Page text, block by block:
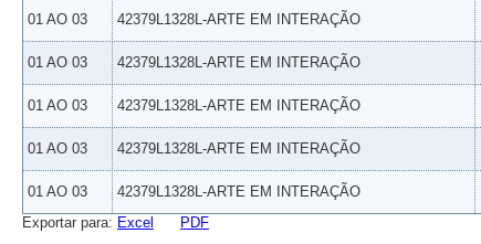
01 AO 03 42379L1328L-ARTE EM INTERAÇÃO
01 AO 03 42379L1328L-ARTE EM INTERAÇÃO
01 AO 03 42379L1328L-ARTE EM INTERAÇÃO
01 AO 03 42379L1328L-ARTE EM INTERAÇÃO
01 AO 03 42379L1328L-ARTE EM INTERAÇÃO
Exportar para: Excel PDF